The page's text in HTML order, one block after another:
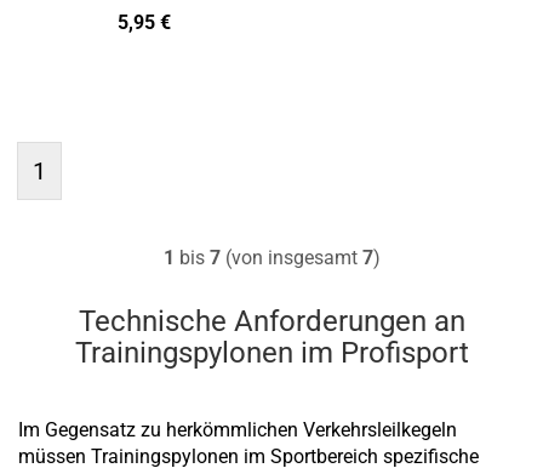
5,95 €
1
1 bis 7(von insgesamt 7)
Technische Anforderungen an
Trainingspylonen im Profisport
Im Gegensatz zu herkömmlichen Verkehrsleilkegeln
müssen Trainingspylonen im Sportbereich spezifische